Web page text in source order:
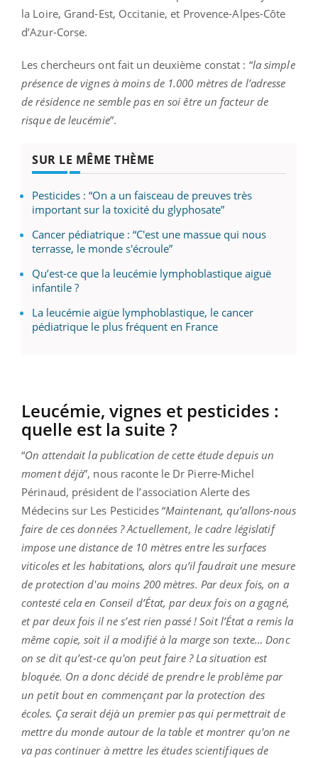
la Loire, Grand-Est, Occitanie, et Provence-Alpes-Côte
d’Azur-Corse.
Les chercheurs ont fait un deuxième constat : “la simple
présence de vignes à moins de 1.000 mètres de l’adresse
de résidence ne semble pas en soi être un facteur de
risque de leucémie”.
SUR LE MÊME THÈME
Pesticides : “On a un faisceau de preuves très
important sur la toxicité du glyphosate”
Cancer pédiatrique : “C'est une massue qui nous
terrasse, le monde s'écroule”
Qu’est-ce que la leucémie lymphoblastique aiguë
infantile ?
La leucémie aigüe lymphoblastique, le cancer
pédiatrique le plus fréquent en France
Leucémie, vignes et pesticides :
quelle est la suite ?
“On attendait la publication de cette étude depuis un
moment déjà”, nous raconte le Dr Pierre-Michel
Périnaud, président de l’association Alerte des
Médecins sur Les Pesticides “Maintenant, qu’allons-nous
faire de ces données ? Actuellement, le cadre législatif
impose une distance de 10 mètres entre les surfaces
viticoles et les habitations, alors qu’il faudrait une mesure
de protection d'au moins 200 mètres. Par deux fois, on a
contesté cela en Conseil d’État, par deux fois on a gagné,
et par deux fois il ne s’est rien passé ! Soit l’État a remis la
même copie, soit il a modifié à la marge son texte… Donc
on se dit qu’est-ce qu'on peut faire ? La situation est
bloquée. On a donc décidé de prendre le problème par
un petit bout en commençant par la protection des
écoles. Ça serait déjà un premier pas qui permettrait de
mettre du monde autour de la table et montrer qu'on ne
va pas continuer à mettre les études scientifiques de